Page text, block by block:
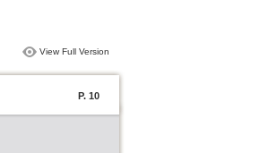
View Full Version
P. 10